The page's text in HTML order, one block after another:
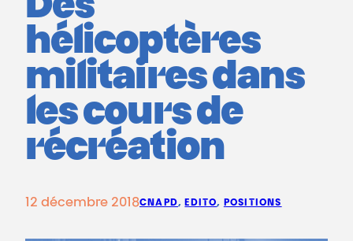
Des
hélicoptères
militaires dans
les cours de
récréation
12 décembre 2018CNAPD, EDITO, POSITIONS